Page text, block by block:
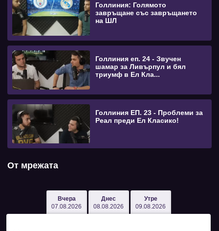
Голлиния: Голямото
завръщане със завръщането
на ШЛ
Голлиния еп. 24 - Звучен
шамар за Ливърпул и бял
триумф в Ел Кла...
Голлиния ЕП. 23 - Проблеми за
Реал преди Ел Класико!
От мрежата
Вчера
07.08.2026
Днес
08.08.2026
Утре
09.08.2026